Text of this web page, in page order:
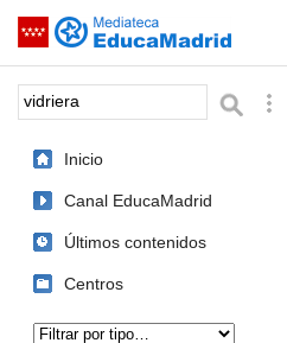
Saltar navegación
Palabra o frase:
Inicio
Canal EducaMadrid
Últimos contenidos
Centros